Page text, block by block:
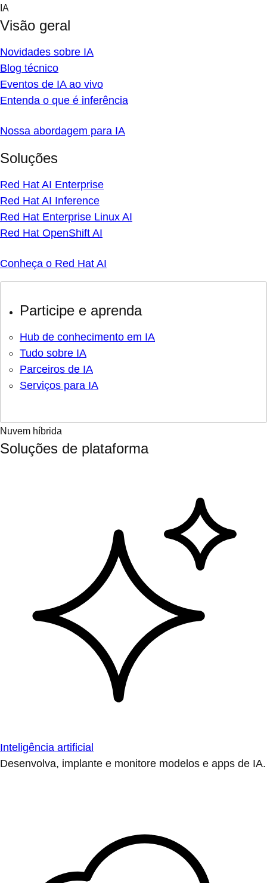
Skip
content
IA
Visão geral
Novidades sobre IA
Blog técnico
Eventos de IA ao vivo
Entenda o que é inferência
Nossa abordagem para IA
Soluções
Red Hat AI Enterprise
Red Hat AI Inference
Red Hat Enterprise Linux AI
Red Hat OpenShift AI
Conheça o Red Hat AI
Participe e aprenda
Hub de conhecimento em IA
Tudo sobre IA
Parceiros de IA
Serviços para IA
Nuvem híbrida
Soluções de plataforma
Inteligência artificial
Desenvolva, implante e monitore modelos e apps de IA.